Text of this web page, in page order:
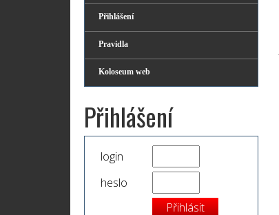
Přihlášení
Pravidla
Koloseum web
Přihlášení
login
heslo